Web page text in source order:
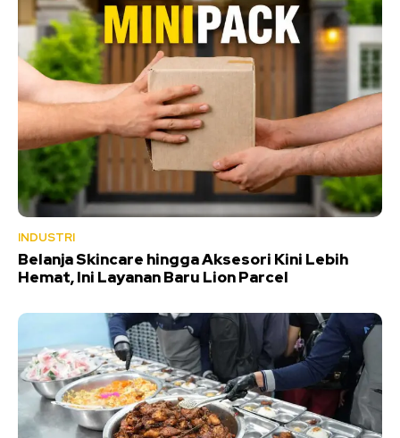
INDUSTRI
Belanja Skincare hingga Aksesori Kini Lebih
Hemat, Ini Layanan Baru Lion Parcel